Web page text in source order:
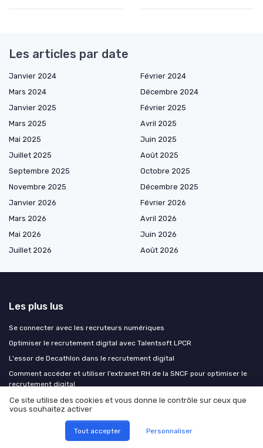
Les articles par date
Janvier 2024
Février 2024
Mars 2024
Décembre 2024
Janvier 2025
Février 2025
Mars 2025
Avril 2025
Mai 2025
Juin 2025
Juillet 2025
Août 2025
Septembre 2025
Octobre 2025
Novembre 2025
Décembre 2025
Janvier 2026
Février 2026
Mars 2026
Avril 2026
Mai 2026
Juin 2026
Juillet 2026
Août 2026
Les plus lus
Se connecter avec les recruteurs numériques
Optimiser le recrutement digital avec Talentsoft LPCR
L'essor de Decathlon dans le recrutement digital
Comment accéder et utiliser l’extranet RH de la SNCF pour optimiser le
recrutement digital
Interview de Pierre Quatrefages de Prodigees : Le futur du recrutement
digital
Les derniers articles
Ce site utilise des cookies et vous donne le contrôle sur ceux que
vous souhaitez activer
Tout accepter Personnaliser